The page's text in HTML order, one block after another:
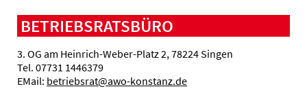
BETRIEBSRATSBÜRO
3. OG am Heinrich-Weber-Platz 2, 78224 Singen
Tel. 07731 1446379
EMail: betriebsrat@awo-konstanz.de